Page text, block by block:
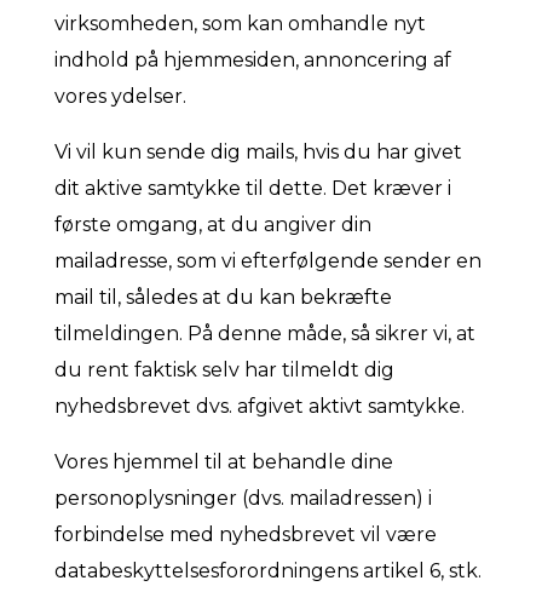
virksomheden, som kan omhandle nyt
indhold på hjemmesiden, annoncering af
vores ydelser.
Vi vil kun sende dig mails, hvis du har givet
dit aktive samtykke til dette. Det kræver i
første omgang, at du angiver din
mailadresse, som vi efterfølgende sender en
mail til, således at du kan bekræfte
tilmeldingen. På denne måde, så sikrer vi, at
du rent faktisk selv har tilmeldt dig
nyhedsbrevet dvs. afgivet aktivt samtykke.
Vores hjemmel til at behandle dine
personoplysninger (dvs. mailadressen) i
forbindelse med nyhedsbrevet vil være
databeskyttelsesforordningens artikel 6, stk.